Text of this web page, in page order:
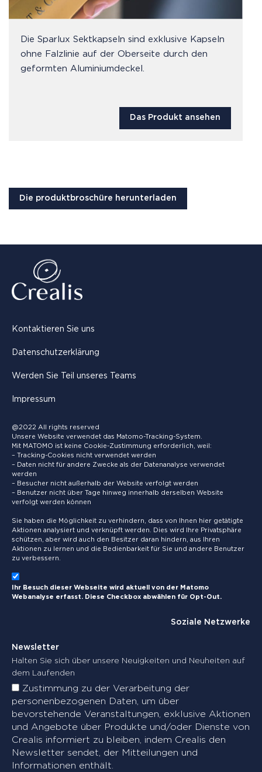
Die Sparlux Sektkapseln sind exklusive Kapseln
ohne Falzlinie auf der Oberseite durch den
geformten Aluminiumdeckel.
Das Produkt ansehen
Die produktbroschüre herunterladen
Kontaktieren Sie uns
Datenschutzerklärung
Werden Sie Teil unseres Teams
Impressum
@2022 All rights reserved
Unsere Website verwendet das Matomo-Tracking-System.
Mit MATOMO ist keine Cookie-Zustimmung erforderlich, weil:
– Tracking-Cookies nicht verwendet werden
– Daten nicht für andere Zwecke als der Datenanalyse verwendet
werden
– Besucher nicht außerhalb der Website verfolgt werden
– Benutzer nicht über Tage hinweg innerhalb derselben Website
verfolgt werden können
Sie haben die Möglichkeit zu verhindern, dass von Ihnen hier getätigte
Aktionen analysiert und verknüpft werden. Dies wird Ihre Privatsphäre
schützen, aber wird auch den Besitzer daran hindern, aus Ihren
Aktionen zu lernen und die Bedienbarkeit für Sie und andere Benutzer
zu verbessern.
Ihr Besuch dieser Webseite wird aktuell von der Matomo
Webanalyse erfasst. Diese Checkbox abwählen für Opt-Out.
Soziale Netzwerke
Newsletter
Halten Sie sich über unsere Neuigkeiten und Neuheiten auf
dem Laufenden
Zustimmung zu der Verarbeitung der
personenbezogenen Daten, um über
bevorstehende Veranstaltungen, exklusive Aktionen
und Angebote über Produkte und/oder Dienste von
Crealis informiert zu bleiben, indem Crealis den
Newsletter sendet, der Mitteilungen und
Informationen enthält.